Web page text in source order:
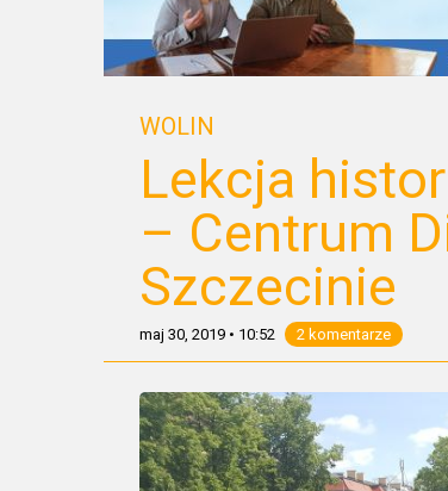
WOLIN
Lekcja
– Centrum
Szczecinie
maj 30, 2019 • 10:52 2 komentarze